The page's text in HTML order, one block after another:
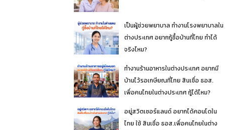
เป็นผู้ช่วยพยาบาล ทำงานโรงพยาบาลใน
ต่างประเทศ อยากกู้ซื้อบ้านที่ไทย ทำได้
จริงไหม?
ทำงานร้านอาหารในต่างประเทศ อยากมี
บ้านไว้รอเกษียณที่ไทย สินเชื่อ ธอส.
เพื่อคนไทยในต่างประเทศ กู้ได้ไหม?
อยู่สวิตเซอร์แลนด์ อยากได้คอนโดใน
ไทย ใช้ สินเชื่อ ธอส.เพื่อคนไทยในต่าง